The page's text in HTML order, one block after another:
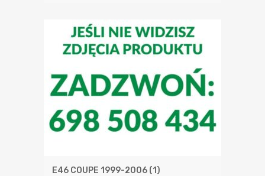
E46 COUPE 1999-2006 (1)